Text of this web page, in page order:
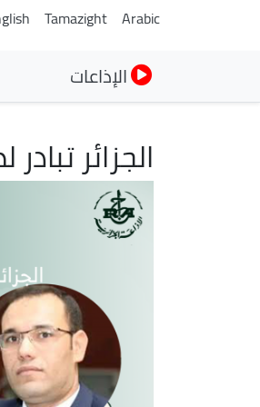
Arabic
Tamazight
الإذاعات
الجزائر
الصورة